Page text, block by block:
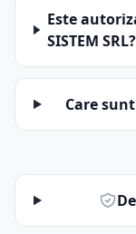
Este
SISTEM SRL?
Care